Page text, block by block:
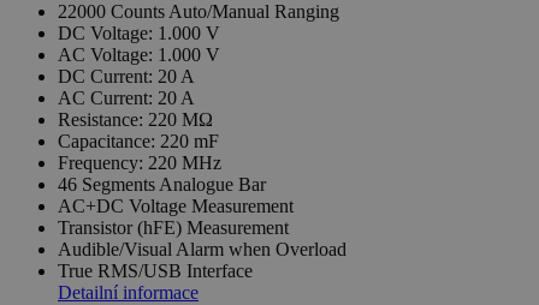
22000 Counts Auto/Manual Ranging
DC Voltage: 1.000 V
AC Voltage: 1.000 V
DC Current: 20 A
AC Current: 20 A
Resistance: 220 MΩ
Capacitance: 220 mF
Frequency: 220 MHz
46 Segments Analogue Bar
AC+DC Voltage Measurement
Transistor (hFE) Measurement
Audible/Visual Alarm when Overload
True RMS/USB Interface
Detailní informace